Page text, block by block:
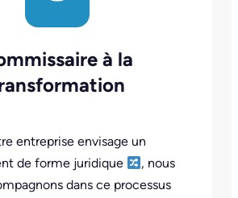
à la
entreprise envisage un
de forme juridique
, nous
dans ce processus